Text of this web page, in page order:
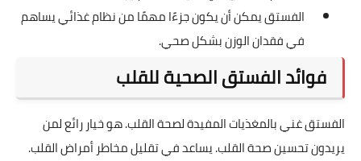
الفستق يمكن أن يكون جزءًا مهمًا من نظام غذائي يساهم
في فقدان الوزن بشكل صحي.
فوائد الفستق الصحية للقلب
الفستق غني بالمغذيات المفيدة لصحة القلب. هو خيار رائع لمن
يريدون تحسين صحة القلب. يساعد في تقليل مخاطر أمراض القلب.